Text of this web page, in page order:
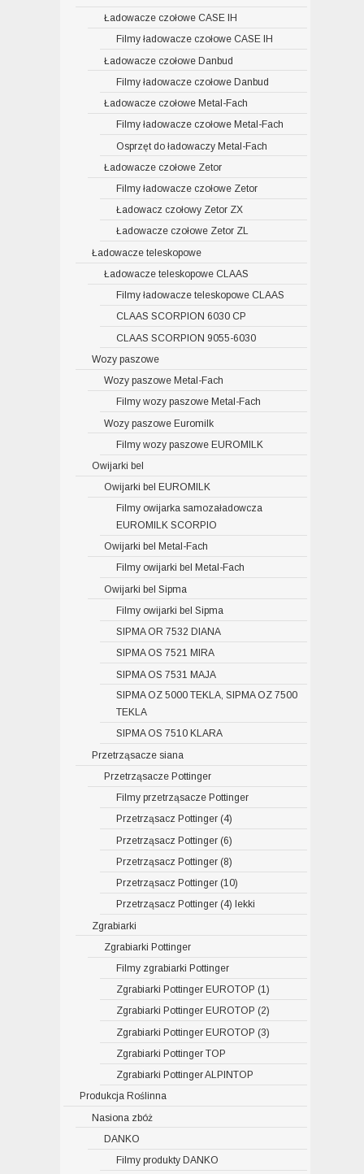
Ładowacze czołowe CASE IH
Filmy ładowacze czołowe CASE IH
Ładowacze czołowe Danbud
Filmy ładowacze czołowe Danbud
Ładowacze czołowe Metal-Fach
Filmy ładowacze czołowe Metal-Fach
Osprzęt do ładowaczy Metal-Fach
Ładowacze czołowe Zetor
Filmy ładowacze czołowe Zetor
Ładowacz czołowy Zetor ZX
Ładowacze czołowe Zetor ZL
Ładowacze teleskopowe
Ładowacze teleskopowe CLAAS
Filmy ładowacze teleskopowe CLAAS
CLAAS SCORPION 6030 CP
CLAAS SCORPION 9055-6030
Wozy paszowe
Wozy paszowe Metal-Fach
Filmy wozy paszowe Metal-Fach
Wozy paszowe Euromilk
Filmy wozy paszowe EUROMILK
Owijarki bel
Owijarki bel EUROMILK
Filmy owijarka samozaładowcza
EUROMILK SCORPIO
Owijarki bel Metal-Fach
Filmy owijarki bel Metal-Fach
Owijarki bel Sipma
Filmy owijarki bel Sipma
SIPMA OR 7532 DIANA
SIPMA OS 7521 MIRA
SIPMA OS 7531 MAJA
SIPMA OZ 5000 TEKLA, SIPMA OZ 7500
TEKLA
SIPMA OS 7510 KLARA
Przetrząsacze siana
Przetrząsacze Pottinger
Filmy przetrząsacze Pottinger
Przetrząsacz Pottinger (4)
Przetrząsacz Pottinger (6)
Przetrząsacz Pottinger (8)
Przetrząsacz Pottinger (10)
Przetrząsacz Pottinger (4) lekki
Zgrabiarki
Zgrabiarki Pottinger
Filmy zgrabiarki Pottinger
Zgrabiarki Pottinger EUROTOP (1)
Zgrabiarki Pottinger EUROTOP (2)
Zgrabiarki Pottinger EUROTOP (3)
Zgrabiarki Pottinger TOP
Zgrabiarki Pottinger ALPINTOP
Produkcja Roślinna
Nasiona zbóż
DANKO
Filmy produkty DANKO